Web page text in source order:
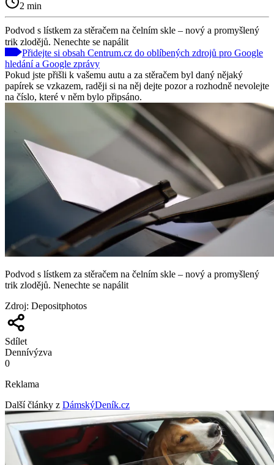
2 min
Podvod s lístkem za stěračem na čelním skle – nový a promyšlený
trik zlodějů. Nenechte se napálit
Přidejte si obsah Centrum.cz do oblíbených zdrojů pro Google
hledání a Google zprávy
Pokud jste přišli k vašemu autu a za stěračem byl daný nějaký
papírek se vzkazem, raději si na něj dejte pozor a rozhodně nevolejte
na číslo, které v něm bylo připsáno.
Podvod s lístkem za stěračem na čelním skle – nový a promyšlený
trik zlodějů. Nenechte se napálit
Zdroj: Depositphotos
Sdílet
Dennívýzva
0
Reklama
Další články z DámskýDeník.cz